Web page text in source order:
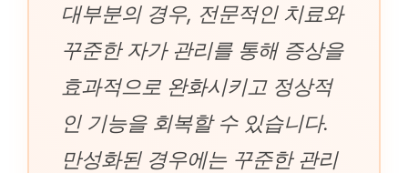
대부분의 경우, 전문적인 치료와
꾸준한 자가 관리를 통해 증상을
효과적으로 완화시키고 정상적
인 기능을 회복할 수 있습니다.
만성화된 경우에는 꾸준한 관리